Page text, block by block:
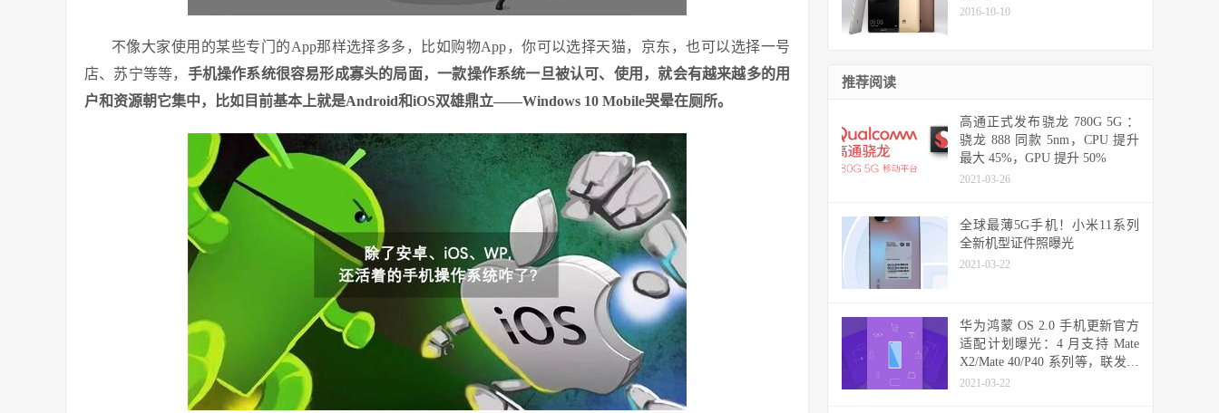
不像大家使用的某些专门的App那样选择多多，比如购物App，你可以选择天猫，京东，也可以选择一号
店、苏宁等等， 手机操作系统很容易形成寡头的局面，一款操作系统一旦被认可、使用，就会有越来越多的用
户和资源朝它集中，比如目前基本上就是Android和iOS双雄鼎立——Windows 10 Mobile哭晕在厕所。
2016-10-10
推荐阅读
高通正式发布骁龙 780G 5G ：
骁龙 888 同款 5nm，CPU 提升
最大 45%，GPU 提升 50%
2021-03-26
全球最薄5G手机！小米11系列
全新机型证件照曝光
2021-03-22
华为鸿蒙 OS 2.0 手机更新官方
适配计划曝光：4 月支持 Mate
X2/Mate 40/P40 系列等，联发科
天玑机型可能无缘
2021-03-22